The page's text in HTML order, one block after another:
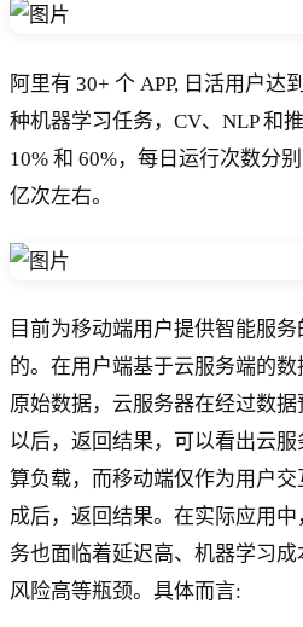
阿里有 30+ 个 APP, 日活用户达
种机器学习任务，CV、NLP 和
10% 和 60%，每日运行次数分
亿次左右。
目前为移动端用户提供智能服
的。在用户端基于云服务端的
原始数据，云服务器在经过数
以后，返回结果，可以看出云
算负载，而移动端仅作为用户
成后，返回结果。在实际应用
务也面临着延迟高、机器学习
风险高等瓶颈。具体而言: